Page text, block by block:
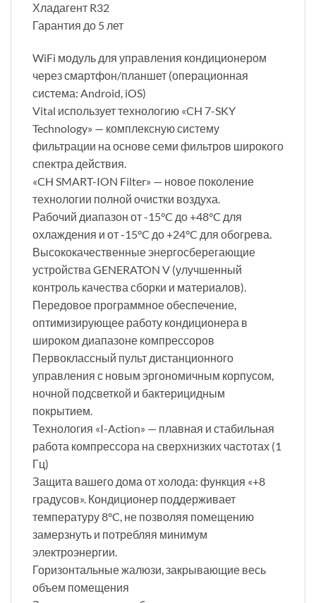
Хладагент R32
Гарантия до 5 лет
WiFi модуль для управления кондиционером
через смартфон/планшет (операционная
система: Android, iOS)
Vital использует технологию «CH 7-SKY
Technology» — комплексную систему
фильтрации на основе семи фильтров широкого
спектра действия.
«CH SMART-ION Filter» — новое поколение
технологии полной очистки воздуха.
Рабочий диапазон от -15°C до +48°C для
охлаждения и от -15°C до +24°C для обогрева.
Высококачественные энергосберегающие
устройства GENERATON V (улучшенный
контроль качества сборки и материалов).
Передовое программное обеспечение,
оптимизирующее работу кондиционера в
широком диапазоне компрессоров
Первоклассный пульт дистанционного
управления с новым эргономичным корпусом,
ночной подсветкой и бактерицидным
покрытием.
Технология «I-Action» — плавная и стабильная
работа компрессора на сверхнизких частотах (1
Гц)
Защита вашего дома от холода: функция «+8
градусов». Кондиционер поддерживает
температуру 8°C, не позволяя помещению
замерзнуть и потребляя минимум
электроэнергии.
Горизонтальные жалюзи, закрывающие весь
объем помещения